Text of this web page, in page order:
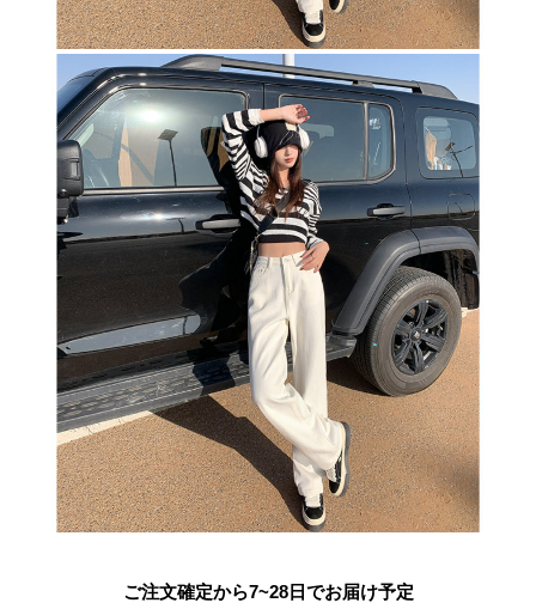
ご注文確定から7~28日でお届け予定